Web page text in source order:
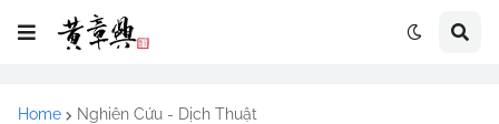
Home Nghiên Cứu - Dịch Thuật